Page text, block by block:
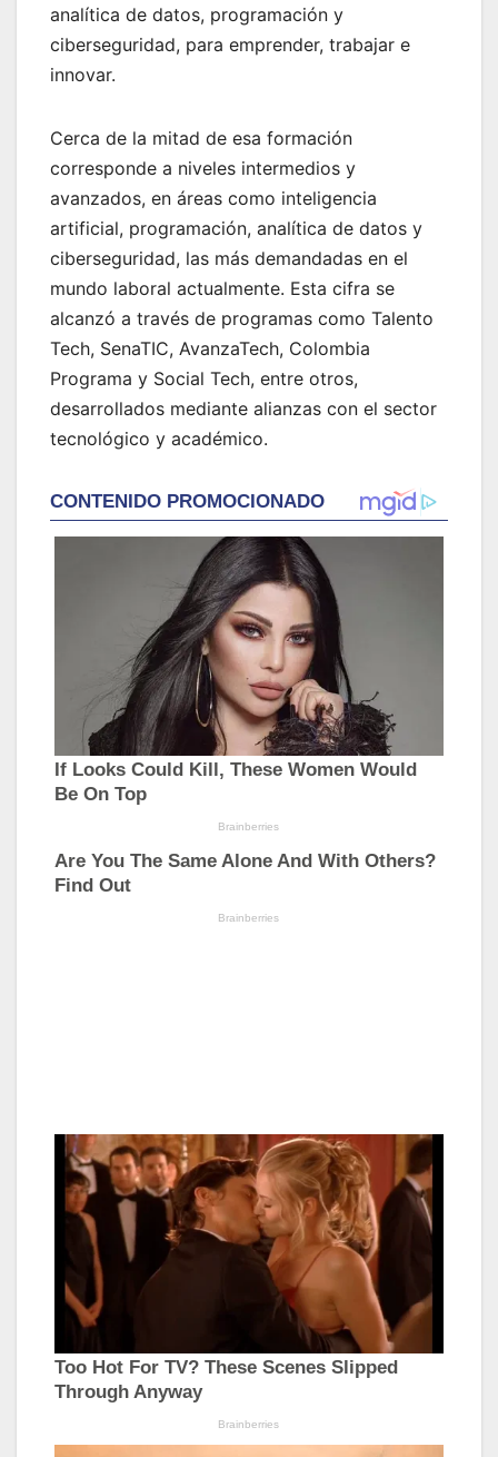
analítica de datos, programación y
ciberseguridad, para emprender, trabajar e
innovar.
Cerca de la mitad de esa formación
corresponde a niveles intermedios y
avanzados, en áreas como inteligencia
artificial, programación, analítica de datos y
ciberseguridad, las más demandadas en el
mundo laboral actualmente. Esta cifra se
alcanzó a través de programas como Talento
Tech, SenaTIC, AvanzaTech, Colombia
Programa y Social Tech, entre otros,
desarrollados mediante alianzas con el sector
tecnológico y académico.